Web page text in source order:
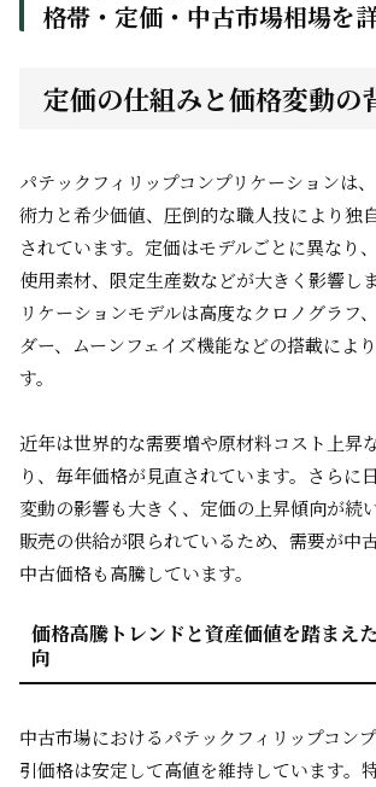
格帯・定価・中古市場相場を
定価の仕組みと価格変動の
パテックフィリップコンプリケーションは
術力と希少価値、圧倒的な職人技により独
されています。定価はモデルごとに異なり
使用素材、限定生産数などが大きく影響し
リケーションモデルは高度なクロノグラフ
ダー、ムーンフェイズ機能などの搭載によ
す。
近年は世界的な需要増や原材料コスト上昇
り、毎年価格が見直されています。さらに
変動の影響も大きく、定価の上昇傾向が続
販売の供給が限られているため、需要が中
中古価格も高騰しています。
価格高騰トレンドと資産価値を踏まえ
向
中古市場におけるパテックフィリップコン
引価格は安定して高値を維持しています。